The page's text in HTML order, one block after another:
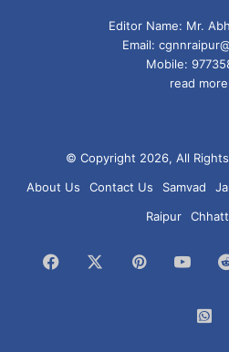
: हरा
: नई योजना
: भावनाओं पर नियंत्रण
: आर्थिक स्थिति
शुभ रंग: गुलाबी
: संतुलन रखें,
Editor Name: Mr.
Email:
Mobile:
read
© Copyright 2026, All
About Us
Contact Us Samvad
Raipur
Facebook Pinterest